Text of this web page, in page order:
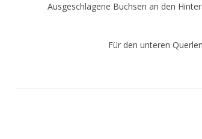
Ausgeschlagene Buchsen an den
Für den unteren